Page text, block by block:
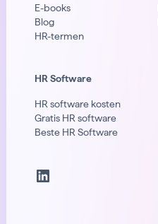
E-books
Blog
HR-termen
HR Software
HR software kosten
Gratis HR software
Beste HR Software
LinkedIn